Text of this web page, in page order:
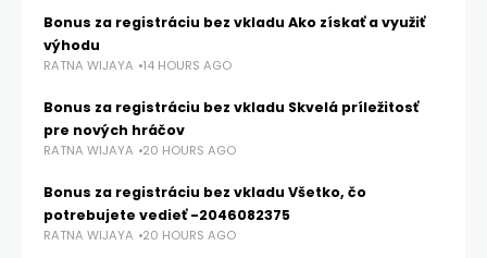
Bonus za registráciu bez vkladu Ako získať a využiť
výhodu
RATNA WIJAYA 14 HOURS AGO
Bonus za registráciu bez vkladu Skvelá príležitosť
pre nových hráčov
RATNA WIJAYA 20 HOURS AGO
Bonus za registráciu bez vkladu Všetko, čo
potrebujete vedieť -2046082375
RATNA WIJAYA 20 HOURS AGO